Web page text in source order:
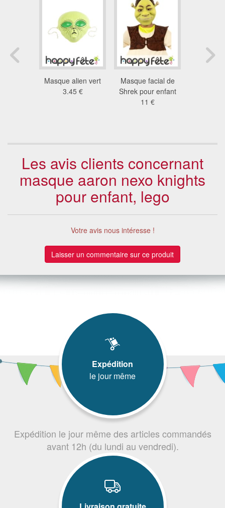
Masque alien vert
3.45 €
Masque facial de
Shrek pour enfant
11 €
Les avis clients concernant
masque aaron nexo knights
pour enfant, lego
Votre avis nous intéresse !
Laisser un commentaire sur ce produit
Expédition
le jour même
Expédition le jour même des articles commandés
avant 12h (du lundi au vendredi).